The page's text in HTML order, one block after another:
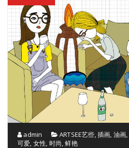
admin ARTSEE艺些,插画, 油画,
可爱, 女性, 时尚,鲜艳